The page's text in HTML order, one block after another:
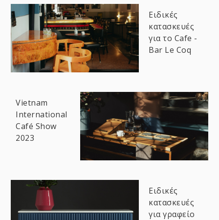
Ειδικές
κατασκευές
για το Cafe -
Bar Le Coq
Vietnam
International
Café Show
2023
Ειδικές
κατασκευές
για γραφείο